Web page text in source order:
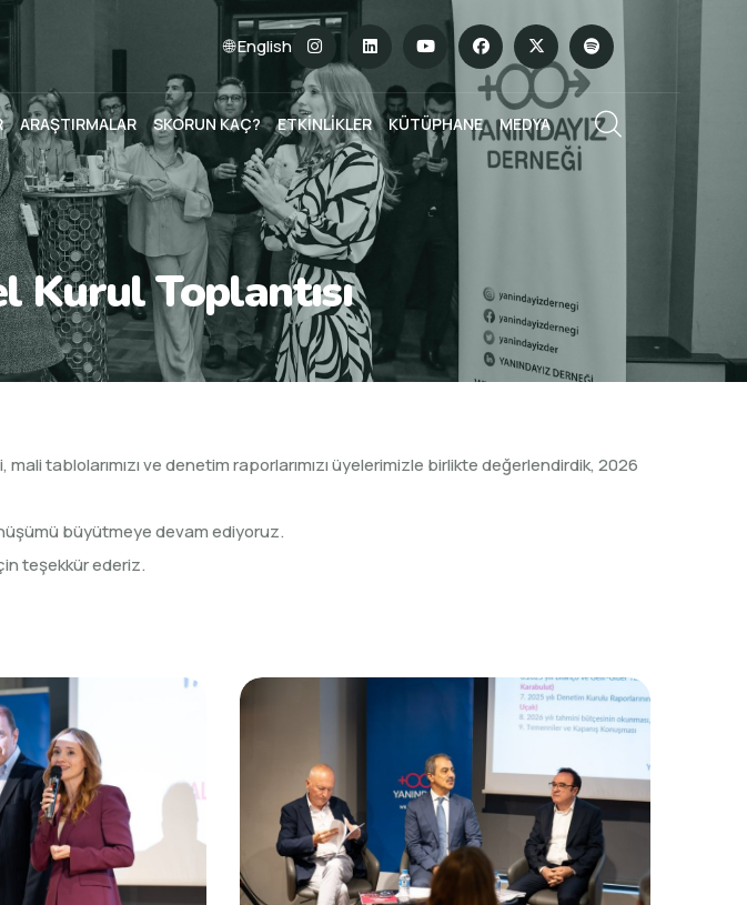
🌐 English
ARAŞTIRMALAR SKORUN KAÇ? ETKİNLİKLER KÜTÜPHANE MEDYA
Kurul Toplantısı
tablolarımızı ve denetim raporlarımızı üyelerimizle birlikte değerlendirdik, 2026
büyütmeye devam ediyoruz.
teşekkür ederiz.